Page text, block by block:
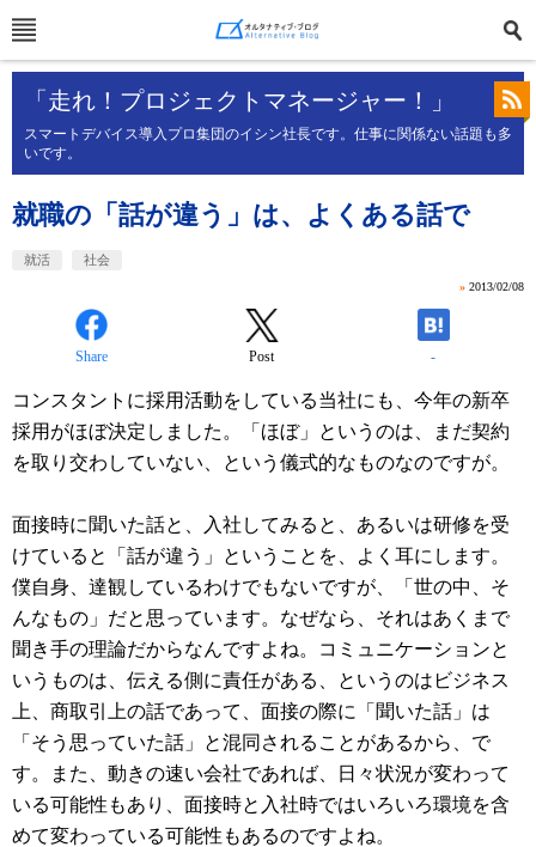
「走れ！プロジェクトマネージャー！」
スマートデバイス導入プロ集団のイシン社長です。仕事に関係ない話題も多
いです。
就職の「話が違う」は、よくある話で
就活 社会
» 2013/02/08
Share Post -
コンスタントに採用活動をしている当社にも、今年の新卒
採用がほぼ決定しました。「ほぼ」というのは、まだ契約
を取り交わしていない、という儀式的なものなのですが。
面接時に聞いた話と、入社してみると、あるいは研修を受
けていると「話が違う」ということを、よく耳にします。
僕自身、達観しているわけでもないですが、「世の中、そ
んなもの」だと思っています。なぜなら、それはあくまで
聞き手の理論だからなんですよね。コミュニケーションと
いうものは、伝える側に責任がある、というのはビジネス
上、商取引上の話であって、面接の際に「聞いた話」は
「そう思っていた話」と混同されることがあるから、で
す。また、動きの速い会社であれば、日々状況が変わって
いる可能性もあり、面接時と入社時ではいろいろ環境を含
めて変わっている可能性もあるのですよね。